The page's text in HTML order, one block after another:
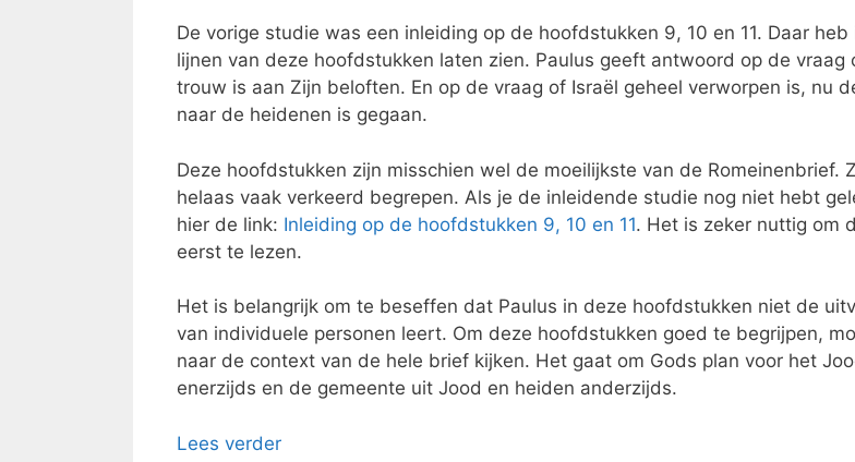
De vorige studie was een inleiding op de hoofdstukken 9, 10 en 11. Daar heb
lijnen van deze hoofdstukken laten zien. Paulus geeft antwoord op de vraag
trouw is aan Zijn beloften. En op de vraag of Israël geheel verworpen is, nu
naar de heidenen is gegaan.
Deze hoofdstukken zijn misschien wel de moeilijkste van de Romeinenbrief.
helaas vaak verkeerd begrepen. Als je de inleidende studie nog niet hebt
hier de link: Inleiding op de hoofdstukken 9, 10 en 11. Het is zeker nuttig om
eerst te lezen.
Het is belangrijk om te beseffen dat Paulus in deze hoofdstukken niet de
van individuele personen leert. Om deze hoofdstukken goed te begrijpen,
naar de context van de hele brief kijken. Het gaat om Gods plan voor het
enerzijds en de gemeente uit Jood en heiden anderzijds.
Lees verder